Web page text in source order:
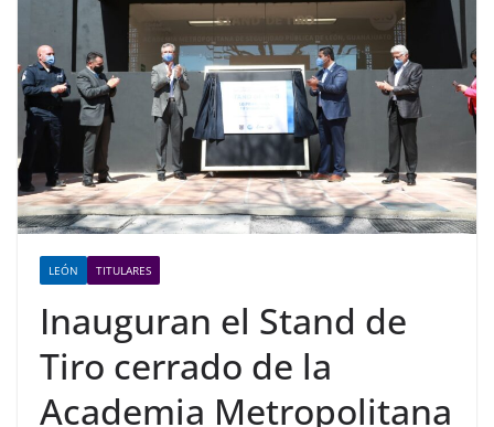
LEÓN TITULARES
Inauguran el Stand de
Tiro cerrado de la
Academia Metropolitana